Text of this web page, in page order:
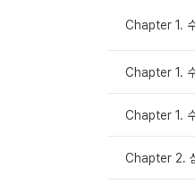
Chapter 1.
Chapter 1.
Chapter 1.
Chapter 2.